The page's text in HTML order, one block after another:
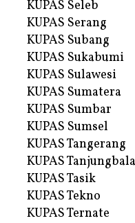
KUPAS Seleb
KUPAS Serang
KUPAS Subang
KUPAS Sukabumi
KUPAS Sulawesi
KUPAS Sumatera
KUPAS Sumbar
KUPAS Sumsel
KUPAS Tangerang
KUPAS
KUPAS Tasik
KUPAS Tekno
KUPAS Ternate